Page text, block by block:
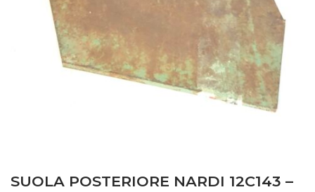
SUOLA POSTERIORE NARDI 12C143 –